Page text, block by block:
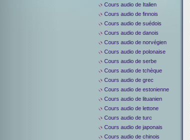
Cours audio de Italien
Cours audio de finnois
Cours audio de suédois
Cours audio de danois
Cours audio de norvégien
Cours audio de polonaise
Cours audio de serbe
Cours audio de tchèque
Cours audio de grec
Cours audio de estonienne
Cours audio de lituanien
Cours audio de lettone
Cours audio de turc
Cours audio de japonais
Cours audio de chinois